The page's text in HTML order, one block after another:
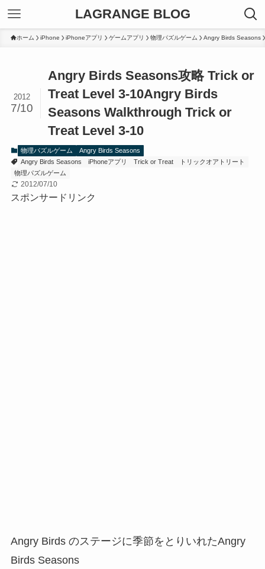
LAGRANGE BLOG
ホーム iPhone iPhoneアプリ ゲームアプリ 物理パズルゲーム Angry Birds Seasons
Angry Birds Seasons攻略 Trick or
Treat Level 3-10Angry Birds
Seasons Walkthrough Trick or
Treat Level 3-10
2012
7/10
物理パズルゲーム
Angry Birds Seasons
Angry Birds Seasons
iPhoneアプリ Trick or Treat
トリックオアトリート
物理パズルゲーム
2012/07/10
スポンサードリンク
Angry Birds のステージに季節をとりいれたAngry
Birds Seasons